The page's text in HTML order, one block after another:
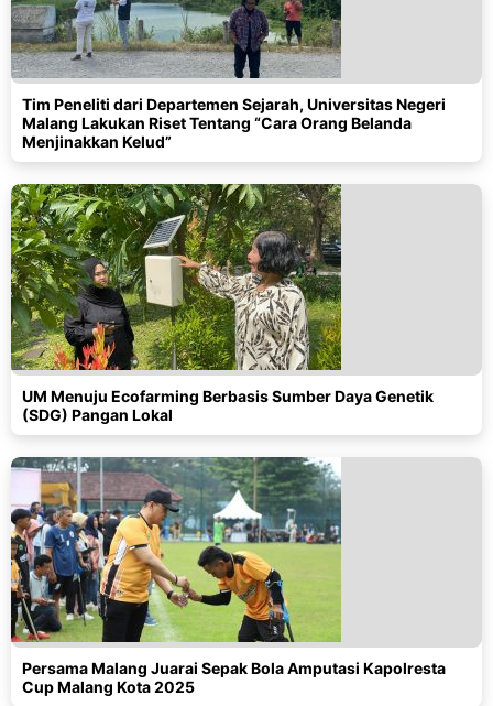
Tim Peneliti dari Departemen Sejarah, Universitas Negeri
Malang Lakukan Riset Tentang “Cara Orang Belanda
Menjinakkan Kelud”
UM Menuju Ecofarming Berbasis Sumber Daya Genetik
(SDG) Pangan Lokal
Persama Malang Juarai Sepak Bola Amputasi Kapolresta
Cup Malang Kota 2025